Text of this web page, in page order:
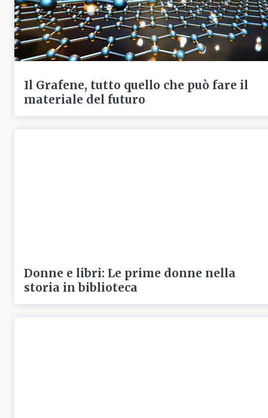
Il Grafene, tutto quello che può fare il
materiale del futuro
Donne e libri: Le prime donne nella
storia in biblioteca